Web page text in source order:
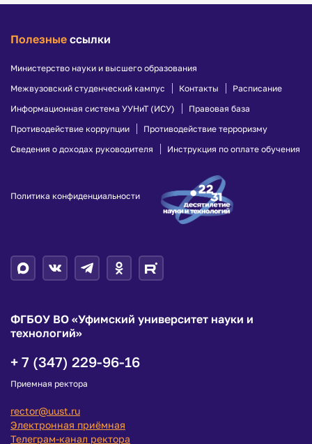
Полезные ссылки
Министерство науки и высшего образования
Межвузовский студенческий кампус
Контакты
Расписание
Информационная система УУНиТ (ИСУ)
Правовая база
Противодействие коррупции
Противодействие терроризму
Сведения о доходах руководителя
Инструкция по оплате обучения
Политика конфиденциальности
ФГБОУ ВО «Уфимский университет науки и
технологий»
+ 7 (347) 229-96-16
Приемная ректора
rector@uust.ru
Электронная приёмная
Телеграм-канал ректора